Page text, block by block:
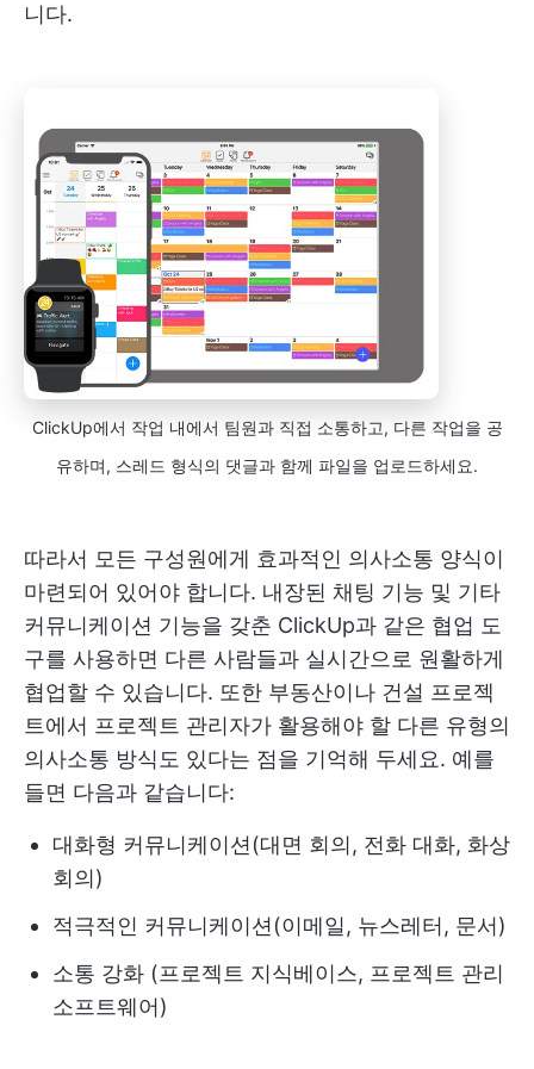
니다.
ClickUp에서 작업 내에서 팀원과 직접 소통하고, 다른 작업을 공
유하며, 스레드 형식의 댓글과 함께 파일을 업로드하세요.
따라서 모든 구성원에게 효과적인 의사소통 양식이
마련되어 있어야 합니다. 내장된 채팅 기능 및 기타
커뮤니케이션 기능을 갖춘 ClickUp과 같은 협업 도
구를 사용하면 다른 사람들과 실시간으로 원활하게
협업할 수 있습니다. 또한 부동산이나 건설 프로젝
트에서 프로젝트 관리자가 활용해야 할 다른 유형의
의사소통 방식도 있다는 점을 기억해 두세요. 예를
들면 다음과 같습니다:
대화형 커뮤니케이션(대면 회의, 전화 대화, 화상
회의)
적극적인 커뮤니케이션(이메일, 뉴스레터, 문서)
소통 강화 (프로젝트 지식베이스, 프로젝트 관리
소프트웨어)